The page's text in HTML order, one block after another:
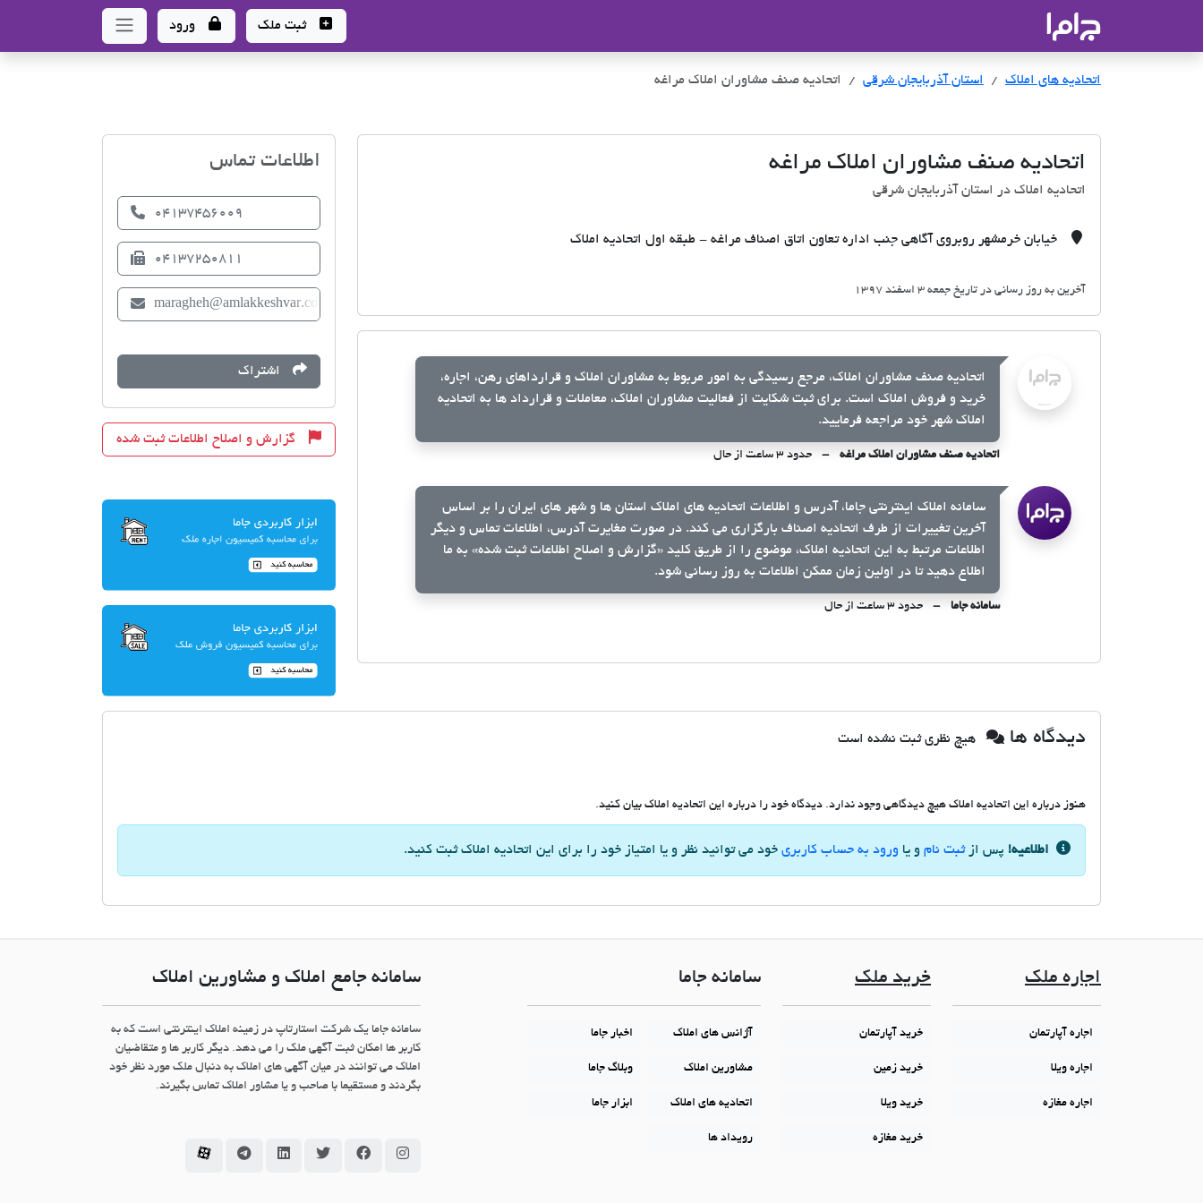
ثبت ملک ورود
اتحادیه های املاک اتحادیه های املاک
استان آذربایجان شرقی اتحادیه صنف مشاوران املاک مراغه
اتحادیه صنف مشاوران املاک مراغه
اتحادیه املاک در استان آذربایجان شرقی
خیابان خرمشهر روبروی آگاهی جنب اداره تعاون اتاق اصناف مراغه - طبقه اول اتحادیه املاک
آخرین به روز رسانی در تاریخ جمعه 3 اسفند 1397
اتحادیه صنف مشاوران املاک، مرجع رسیدگی به امور مربوط به مشاوران املاک و قرارداهای رهن، اجاره،
خرید و فروش املاک است. برای ثبت شکایت از فعالیت مشاوران املاک، معاملات و قرارداد ها به اتحادیه
املاک شهر خود مراجعه فرمایید.
اتحادیه صنف مشاوران املاک مراغه حدود ۳ ساعت از حال
سامانه املاک اینترنتی جاما، آدرس و اطلاعات اتحادیه های املاک استان ها و شهر های ایران را بر اساس
آخرین تغییرات از طرف اتحادیه اصناف بارگزاری می کند. در صورت مغایرت آدرس، اطلاعات تماس و دیگر
اطلاعات مرتبط به این اتحادیه املاک، موضوع را از طریق کلید «گزارش و اصلاح اطلاعات ثبت شده» به ما
اطلاع دهید تا در اولین زمان ممکن اطلاعات به روز رسانی شود.
سامانه جاما حدود ۳ ساعت از حال
اطلاعات تماس
04137456009
04137250811
maragheh@amlakkeshvar.com
اشتراک
گزارش و اصلاح اطلاعات ثبت شده
دیدگاه ها هیچ نظری ثبت نشده است
هنوز درباره این اتحادیه املاک هیچ دیدگاهی وجود ندارد. دیدگاه خود را درباره این اتحادیه املاک بیان کنید.
اطلاعیه! پس ازثبت نام و یا ورود به حساب کاربری خود می توانید نظر و یا امتیاز خود را برای این اتحادیه املاک ثبت کنید.
اجاره ملک
اجاره آپارتمان
اجاره ویلا
اجاره مغازه
خرید ملک
خرید آپارتمان
خرید زمین
خرید ویلا
خرید مغازه
سامانه جاما
آژانس های املاک اخبار جاما
مشاورین املاک وبلاگ جاما
اتحادیه های املاک ابزار جاما
رویداد ها
سامانه جامع املاک و مشاورین املاک
سامانه جاما یک شرکت استارتاپ در زمینه املاک اینترنتی است که به
کاربر ها امکان ثبت آگهی ملک را می دهد. دیگر کاربر ها و متقاضیان
املاک می توانند در میان آگهی های املاک به دنبال ملک مورد نظر خود
بگردند و مستقیما با صاحب و یا مشاور املاک تماس بگیرند.
سامانه جاما در اینستاگرام
سامانه جاما در فیسبوک
سامانه جاما در توئیتر
سامانه جاما در لینکداین
سامانه جاما در تلگرام
سامانه جاما در آپارات